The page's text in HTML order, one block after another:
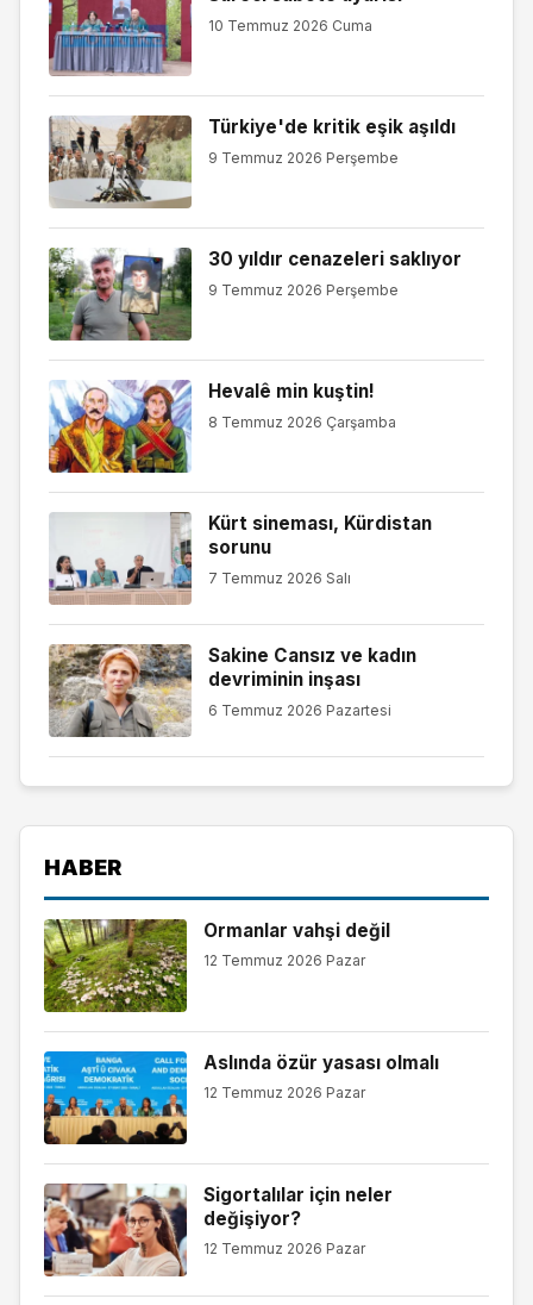
10 Temmuz 2026 Cuma
Türkiye'de kritik eşik aşıldı
9 Temmuz 2026 Perşembe
30 yıldır cenazeleri saklıyor
9 Temmuz 2026 Perşembe
Hevalê min kuştin!
8 Temmuz 2026 Çarşamba
Kürt sineması, Kürdistan
sorunu
7 Temmuz 2026 Salı
Sakine Cansız ve kadın
devriminin inşası
6 Temmuz 2026 Pazartesi
HABER
Ormanlar vahşi değil
12 Temmuz 2026 Pazar
Aslında özür yasası olmalı
12 Temmuz 2026 Pazar
Sigortalılar için neler
değişiyor?
12 Temmuz 2026 Pazar